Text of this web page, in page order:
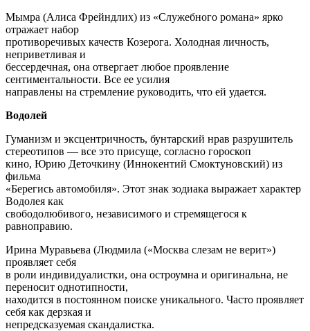
Мымра (Алиса Фрейндлих) из «Служебного романа» ярко
отражает набор
противоречивых качеств Козерога. Холодная личность,
неприветливая и
бессердечная, она отвергает любое проявление
сентиментальности. Все ее усилия
направлены на стремление руководить, что ей удается.
Водолей
Гуманизм и эксцентричность, бунтарский нрав разрушитель
стереотипов — все это присуще, согласно гороскоп
кино, Юрию Деточкину (Иннокентий Смоктуновский) из
фильма
«Берегись автомобиля». Этот знак зодиака выражает характер
Водолея как
свободолюбивого, независимого и стремящегося к
равноправию.
Ирина Муравьева (Людмила («Москва слезам не верит»)
проявляет себя
в роли индивидуалистки, она остроумна и оригинальна, не
переносит однотипности,
находится в постоянном поиске уникального. Часто проявляет
себя как дерзкая и
непредсказуемая скандалистка.